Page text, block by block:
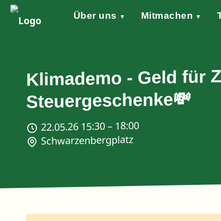
Über uns ▼ Mitmachen ▼
Klimademo - Geld für
Steuergeschenke💸
22.05.26 15:30 – 18:00
Schwarzenbergplatz